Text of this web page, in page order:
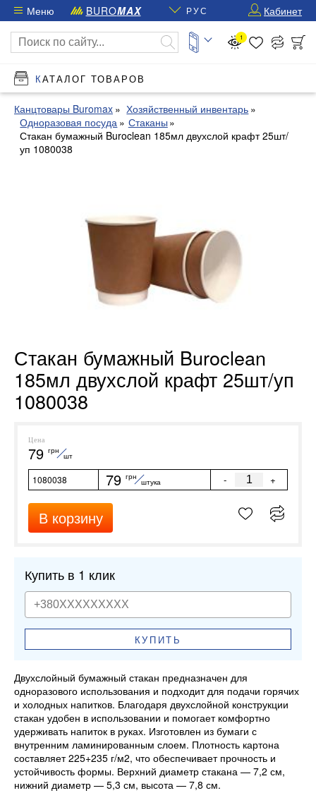
Меню BUROMAX РУС Кабинет
1
КАТАЛОГ ТОВАРОВ
Канцтовары Buromax
Хозяйственный инвентарь
Одноразовая посуда
Стаканы
Стакан бумажный Buroclean 185мл двухслой крафт 25шт/
уп 1080038
Стакан бумажный Buroclean
185мл двухслой крафт 25шт/уп
1080038
Цена
79 грн
шт
1080038 79 грн
штука - +
В корзину
Купить в 1 клик
КУПИТЬ
Двухслойный бумажный стакан предназначен для
одноразового использования и подходит для подачи горячих
и холодных напитков. Благодаря двухслойной конструкции
стакан удобен в использовании и помогает комфортно
удерживать напиток в руках. Изготовлен из бумаги с
внутренним ламинированным слоем. Плотность картона
составляет 225+235 г/м2, что обеспечивает прочность и
устойчивость формы. Верхний диаметр стакана — 7,2 см,
нижний диаметр — 5,3 см, высота — 7,8 см.